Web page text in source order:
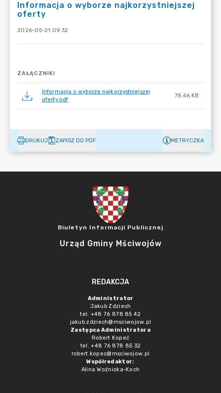
Informacja o wyborze najkorzystniejszej
oferty
2026-05-21 09:32
ZAŁĄCZNIKI
Informacja o wyborze najkorzystniejszej
oferty.pdf
78.46 KB
DRUKUJ ZAPISZ DO PDF METRYCZKA
Biuletyn Informacji Publicznej
Urząd Gminy Mściwojów
REDAKCJA
Administrator
Jakub Zdziech
tel. +48 76 878 85 42
jakub.zdziech@msciwojow.pl
Zastępca Administratora
Robert Kopeć
tel. +48 76 878 85 32
robert.kopec@msciwojow.pl
Współredaktor:
Alina Woźnicka-Koch